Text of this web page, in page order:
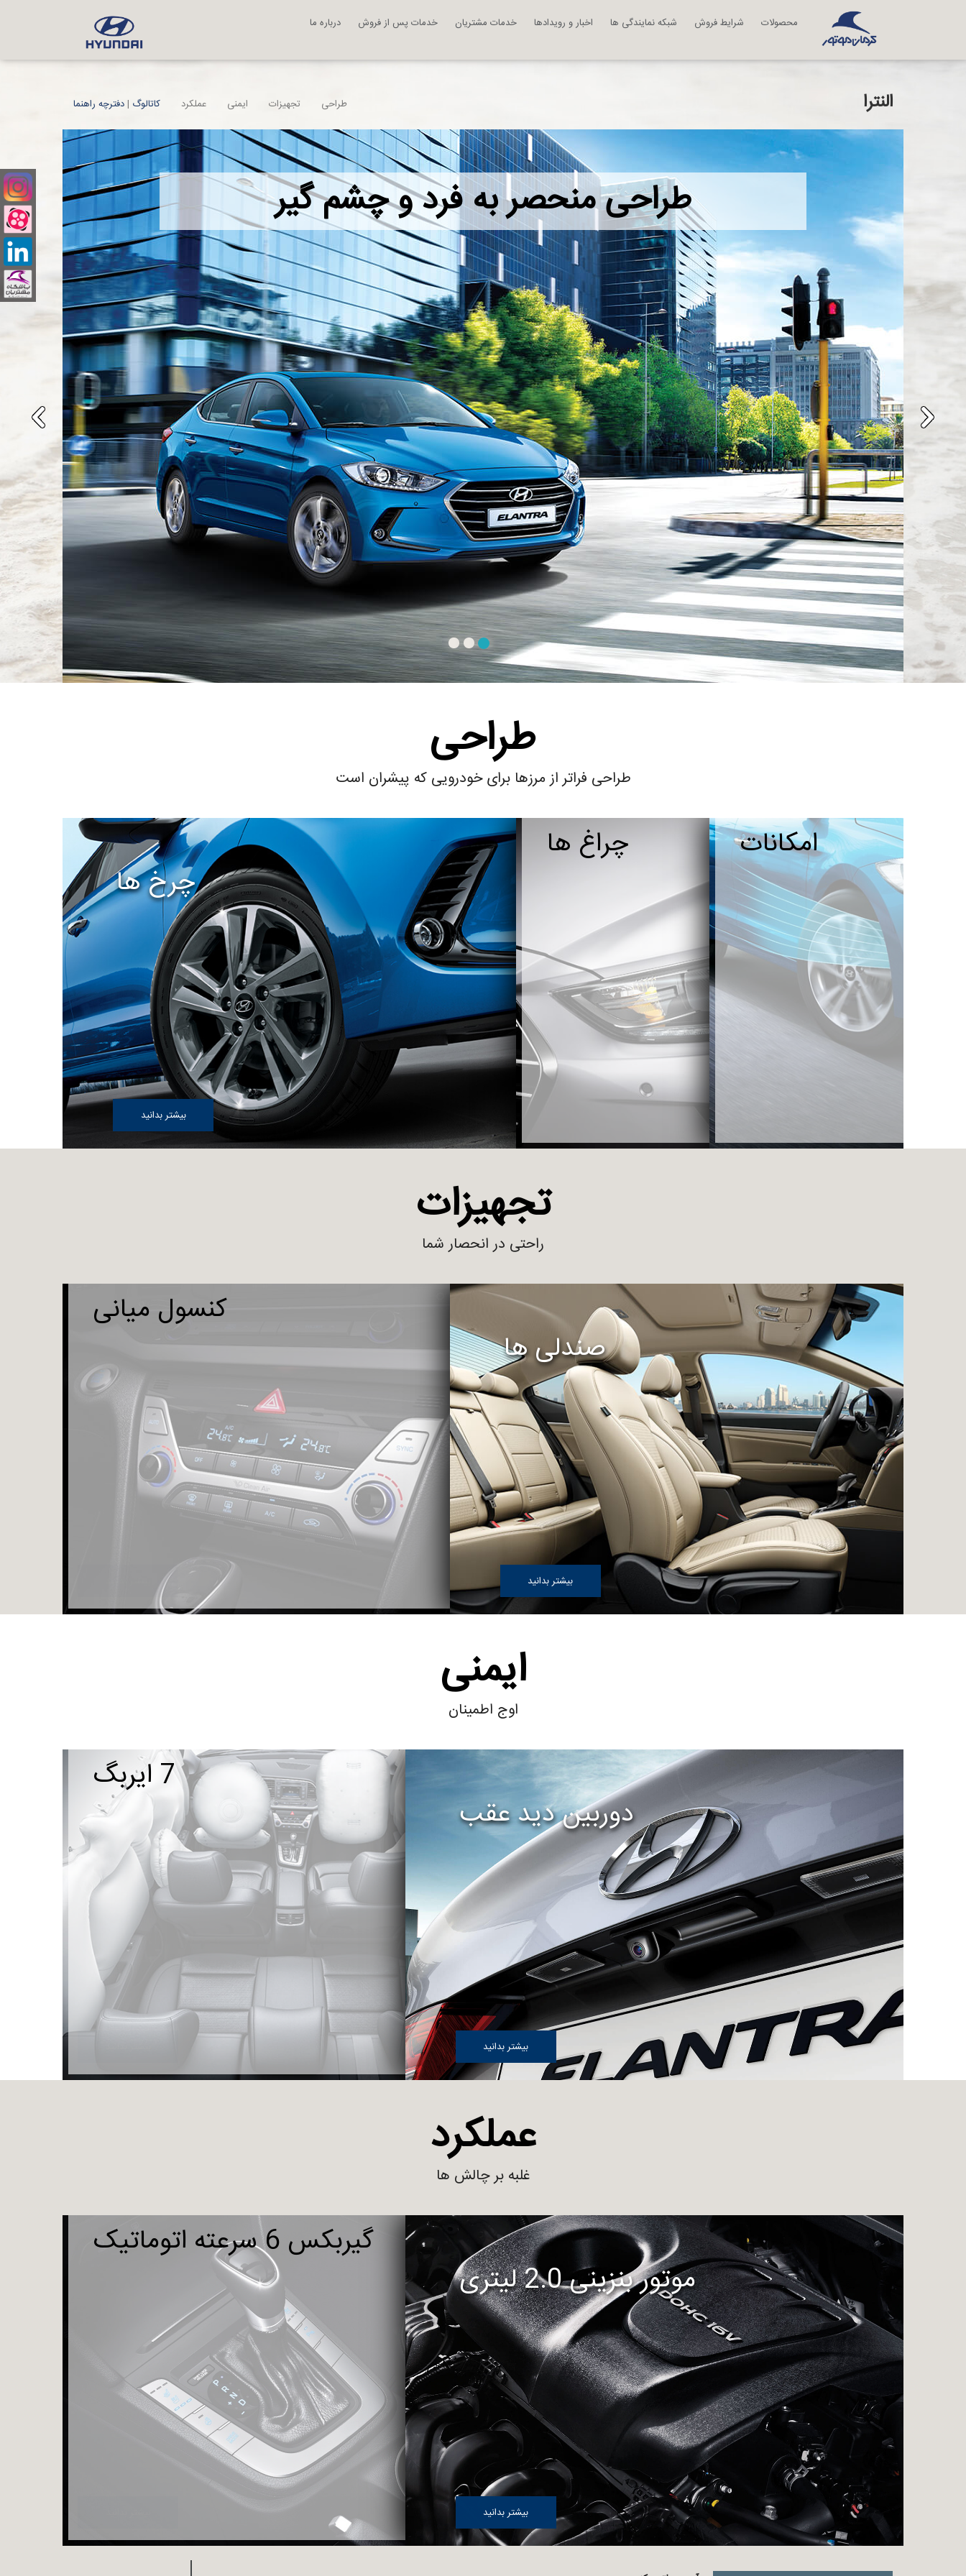
محصولات شرایط فروش شبکه نمایندگی ها اخبار و رویدادها خدمات مشتریان خدمات پس از فروش درباره ما
النترا طراحی تجهیزات ایمنی عملکرد کاتالوگ |دفترچه راهنما
طراحی منحصر به فرد و چشم گیر
طراحی
طراحی فراتر از مرزها برای خودرویی که پیشران است
چرخ ها
چراغ ها
امکانات
تجهیزات
راحتی در انحصار شما
کنسول میانی
صندلی ها
بیشتر بدانید
ایمنی
اوج اطمینان
7 ایربگ
دوربین دید عقب
بیشتر بدانید
عملکرد
غلبه بر چالش ها
گیربکس 6 سرعته اتوماتیک
موتور بنزینی 2.0 لیتری
بیشتر بدانید